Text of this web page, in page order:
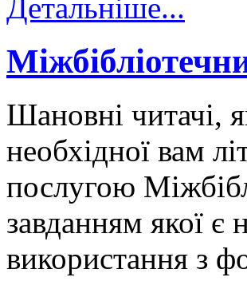
Детальніше...
Шановні читачі,
необхідної вам
послугою
завданням якої є
використання з